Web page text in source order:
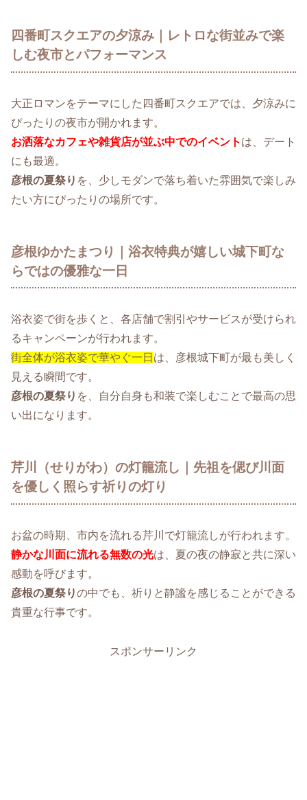
四番町スクエアの夕涼み｜レトロな街並みで楽
しむ夜市とパフォーマンス
大正ロマンをテーマにした四番町スクエアでは、夕涼みに
ぴったりの夜市が開かれます。
お洒落なカフェや雑貨店が並ぶ中でのイベント は、デート
にも最適。
彦根の夏祭り を、少しモダンで落ち着いた雰囲気で楽しみ
たい方にぴったりの場所です。
彦根ゆかたまつり｜浴衣特典が嬉しい城下町な
らではの優雅な一日
浴衣姿で街を歩くと、各店舗で割引やサービスが受けられ
るキャンペーンが行われます。
街全体が浴衣姿で華やぐ一日 は、彦根城下町が最も美しく
見える瞬間です。
彦根の夏祭り を、自分自身も和装で楽しむことで最高の思
い出になります。
芹川（せりがわ）の灯籠流し｜先祖を偲び川面
を優しく照らす祈りの灯り
お盆の時期、市内を流れる芹川で灯籠流しが行われます。
静かな川面に流れる無数の光は、夏の夜の静寂と共に深い
感動を呼びます。
彦根の夏祭りの中でも、祈りと静謐を感じることができる
貴重な行事です。
スポンサーリンク